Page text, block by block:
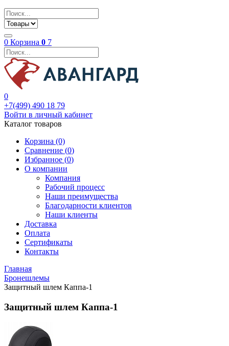
0 Корзина 0 7
0
+7(499) 490 18 79
Войти в личный кабинет
Каталог товаров
Корзина (0)
Сравнение (0)
Избранное (0)
О компании
Компания
Рабочий процесс
Наши преимущества
Благодарности клиентов
Наши клиенты
Доставка
Оплата
Сертификаты
Контакты
Главная
Бронешлемы
Защитный шлем Каппа-1
Защитный шлем Каппа-1